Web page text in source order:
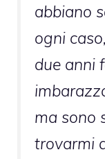
abbiano
ogni
due anni
ma sono
trovarmi